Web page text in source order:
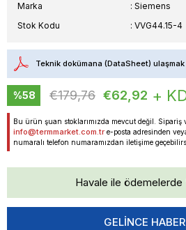
Marka : Siemens
Stok Kodu
VVG44.15-4
Teknik dokümana (DataSheet) ulaşmak
%58
İndirim
€179,76 €62,92 +
Bu ürün şuan stoklarımızda mevcut değil. Sipariş
info@termmarket.com.tr e-posta adresinden
numaralı telefon numaramızdan iletişime
Havale ile ödemelerde
GELINCE